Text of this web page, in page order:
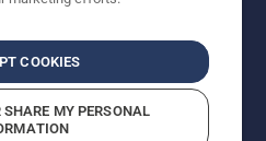
COOKIES
SHARE MY PERSONAL